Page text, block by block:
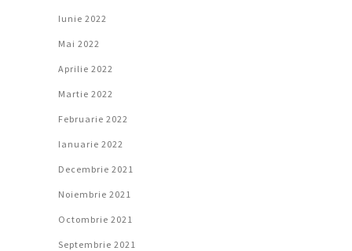
Iunie 2022
Mai 2022
Aprilie 2022
Martie 2022
Februarie 2022
Ianuarie 2022
Decembrie 2021
Noiembrie 2021
Octombrie 2021
Septembrie 2021